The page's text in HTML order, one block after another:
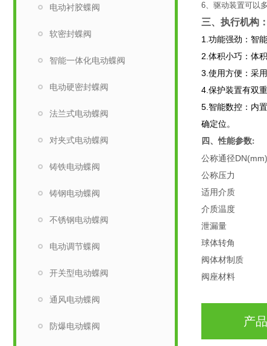
电动衬胶蝶阀
软密封蝶阀
智能一体化电动蝶阀
电动硬密封蝶阀
法兰式电动蝶阀
对夹式电动蝶阀
铸铁电动蝶阀
铸钢电动蝶阀
不锈钢电动蝶阀
电动调节蝶阀
开关型电动蝶阀
通风电动蝶阀
防爆电动蝶阀
6、驱动装置可以
三、执行机构：
1.功能强劲：智
2.体积小巧：体
3.使用方便：采
4.保护装置有双
5.智能数控：内
确定位。
四、性能参数:
公称通径DN(mm)
公称压力
适用介质
介质温度
泄漏量
球体转角
阀体材制质
阀座材料
产